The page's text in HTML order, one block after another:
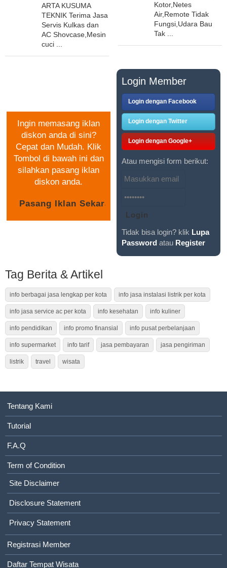
ARTA KUSUMA
TEKNIK Terima Jasa
Servis Kulkas dan
AC Shovcase,Mesin
cuci ...
Kotor,Netes
Air,Remote Tidak
Fungsi,Udara Bau
Tak ...
Ingin memasang iklan
diskon anda di sini?
Cepat dan Mudah. Klik
Tombol di bawah ini dan
silahkan pasang iklan
diskon anda.
Login Member
Login dengan Facebook
Login dengan Twitter
Login dengan Google+
Atau mengisi form berikut:
Tidak bisa login? klik Lupa
Password atau Register
Tag Berita & Artikel
info berbagai jasa lengkap per kota info jasa instalasi listrik per kota
info jasa service ac per kota info kesehatan info kuliner
info pendidikan info promo finansial info pusat perbelanjaan
info supermarket info tarif jasa pembayaran jasa pengiriman
listrik travel wisata
Tentang Kami
Tutorial
F.A.Q
Term of Condition
Site Disclaimer
Disclosure Statement
Privacy Statement
Registrasi Member
Daftar Tempat Wisata